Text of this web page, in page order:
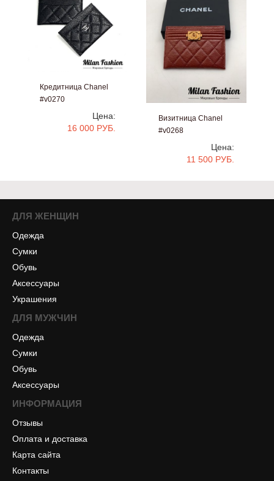
Кредитница Chanel
#v0270
Цена:
16 000 РУБ.
Визитница Chanel
#v0268
Цена:
11 500 РУБ.
ДЛЯ ЖЕНЩИН
Одежда
Сумки
Обувь
Аксессуары
Украшения
ДЛЯ МУЖЧИН
Одежда
Сумки
Обувь
Аксессуары
ИНФОРМАЦИЯ
Отзывы
Оплата и доставка
Карта сайта
Контакты